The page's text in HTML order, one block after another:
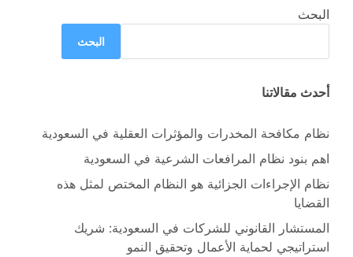
البحث
البحث
أحدث مقالاتنا
نظام مكافحة المخدرات والمؤثرات العقلية في السعودية
اهم بنود نظام المرافعات الشرعية في السعودية
نظام الإجراءات الجزائية هو النظام المختص لمثل هذه
القضايا
المستشار القانوني للشركات في السعودية: شريك
استراتيجي لحماية الأعمال وتحقيق النمو